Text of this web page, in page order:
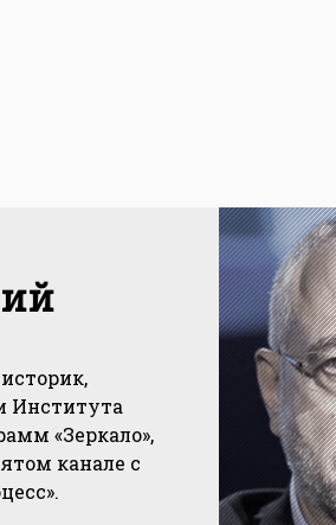
Института
«Зеркало»,
канале с